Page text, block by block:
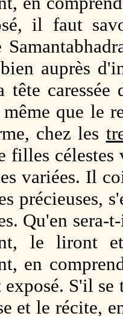
il faut
auprès
tête
que le
chez les
filles célestes
variées. Il
précieuses,
Qu'en
le liront
en
exposé. S'il
et le récite,